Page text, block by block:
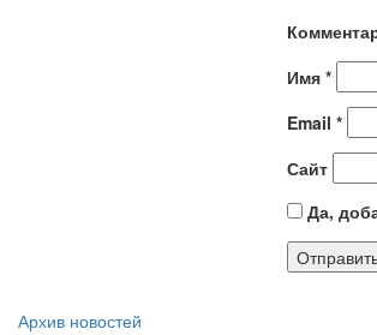
Имя *
Email *
Сайт
Да,
Архив новостей